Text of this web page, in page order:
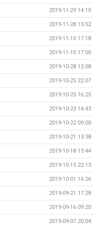
2019-11-29 14:10
2019-11-28 13:52
2019-11-10 17:18
2019-11-10 17:00
2019-10-28 12:08
2019-10-25 22:07
2019-10-25 16:25
2019-10-23 14:43
2019-10-22 09:00
2019-10-21 13:38
2019-10-18 13:44
2019-10-15 22:13
2019-10-01 16:26
2019-09-21 17:28
2019-09-16 09:20
2019-09-07 20:04